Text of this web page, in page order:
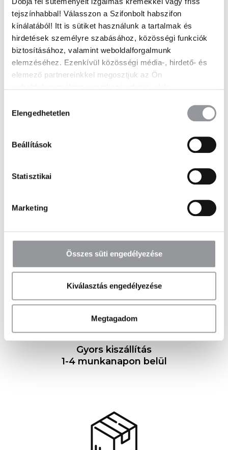
tejszínhabbal! Válasszon a Szifonbolt habszifon
kínálatából! Itt is sütiket használunk a tartalmak és
hirdetések személyre szabásához, közösségi funkciók
biztosításához, valamint weboldalforgalmunk
elemzéséhez. Ezenkívül közösségi média-, hirdető- és
elemező partnereinkkel megosztjuk az Ön
amelyeket Ön adott meg számukra vagy az Ön által
kiválasztása
Elengedhetetlen
Beállítások
Statisztikai
Marketing
Összes süti engedélyezése
Kiválasztás engedélyezése
Megtagadom
Visszaküldés oka
Visszatérítési bankszámlaszám
(Részletek az
.)
e
Gyors kiszállítás
1-4 munkanapon belül